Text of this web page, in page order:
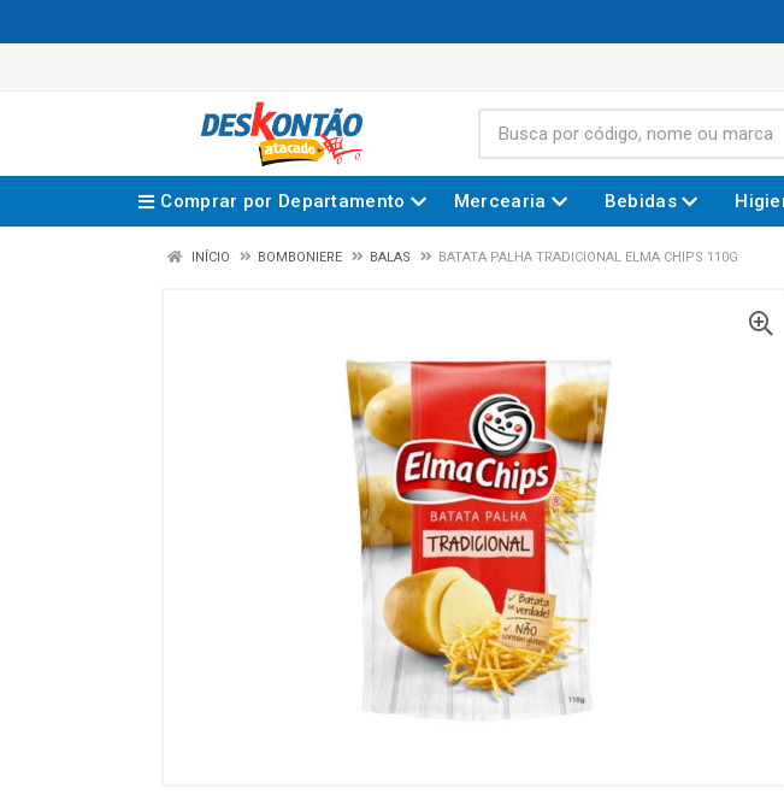
Comprar por Departamento Mercearia Bebidas
INÍCIO BOMBONIERE BALAS BATATA PALHA TRADICIONAL ELMA CHIPS 110G